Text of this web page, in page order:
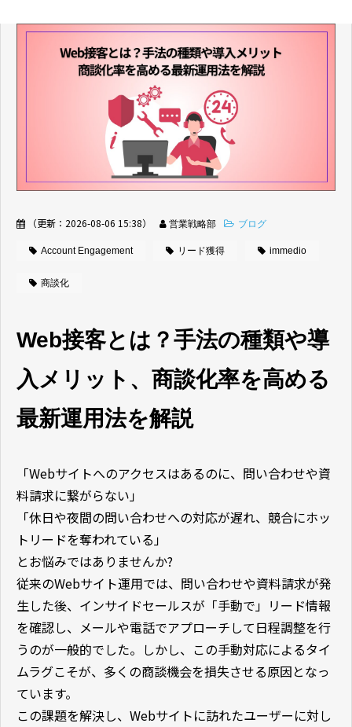
（更新： 2026-08-06 15:38） 営業戦略部 ブログ
Account Engagement リード獲得 immedio
商談化
Web接客とは？手法の種類や導
入メリット、商談化率を高める
最新運用法を解説
「Webサイトへのアクセスはあるのに、問い合わせや資
料請求に繋がらない」
「休日や夜間の問い合わせへの対応が遅れ、競合にホッ
トリードを奪われている」
とお悩みではありませんか?
従来のWebサイト運用では、問い合わせや資料請求が発
生した後、インサイドセールスが「手動で」リード情報
を確認し、メールや電話でアプローチして日程調整を行
うのが一般的でした。しかし、この手動対応によるタイ
ムラグこそが、多くの商談機会を損失させる原因となっ
ています。
この課題を解決し、Webサイトに訪れたユーザーに対し